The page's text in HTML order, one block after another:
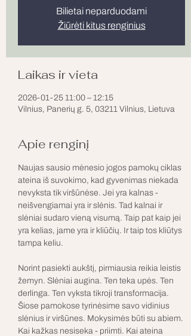
Bilietai neparduodami
Žiūrėti kitus renginius
Laikas ir vieta
2026-01-25 11:00 – 12:15
Vilnius, Panerių g. 5, 03211 Vilnius, Lietuva
Apie renginį
Naujas sausio mėnesio jogos pamokų ciklas
ateina iš suvokimo, kad gyvenimas niekada
nevyksta tik viršūnėse. Jei yra kalnas -
neišvengiamai yra ir slėnis. Tad kalnai ir
slėniai sudaro vieną visumą. Taip pat kaip jei
yra kelias, jame yra ir kliūčių. Ir taip tos kliūtys
tampa keliu.
Norint pasiekti aukštį, pirmiausia reikia leistis
žemyn. Slėniai augina. Ten teka upės. Ten
derlinga. Ten vyksta tikroji transformacija.
Šiose pamokose tyrinėsime savo vidinius
slėnius ir viršūnes. Mokysimės būti su abiem.
Kai kažkas nesiseka - priimti. Kai ateina